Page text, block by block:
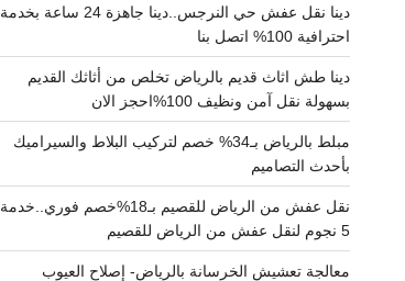
دينا نقل عفش حي النرجس..دينا جاهزة 24 ساعة بخدمة
احترافية 100% اتصل بنا
دينا طش اثاث قديم بالرياض تخلص من أثاثك القديم
بسهولة نقل آمن ونظيف 100%احجز الان
مبلط بالرياض بـ34% خصم لتركيب البلاط والسيراميك
بأحدث التصاميم
نقل عفش من الرياض للقصيم بـ18%خصم فوري..خدمة
5 نجوم لنقل عفش من الرياض للقصيم
معالجة تعشيش الخرسانة بالرياض- إصلاح العيوب